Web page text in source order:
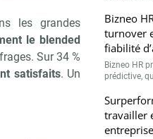
les grandes
le blended
Sur 34 %
satisfaits. Un
Bizneo
turnover
fiabilité
Bizneo HR
prédictive,
travailler